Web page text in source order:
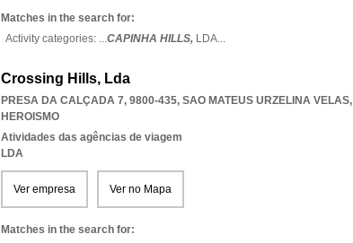
Matches in the search for:
Activity categories: ...CAPINHA HILLS, LDA...
Crossing Hills, Lda
PRESA DA CALÇADA 7, 9800-435, SAO MATEUS URZELINA VELAS,
HEROISMO
Atividades das agências de viagem
LDA
Ver empresa Ver no Mapa
Matches in the search for: